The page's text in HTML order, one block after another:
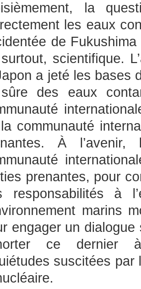
la
les eaux
de
scientifique.
a jeté les bases
des eaux
communauté
À
prenantes, pour
responsabilités à
marins
engager un
ce dernier
suscitées